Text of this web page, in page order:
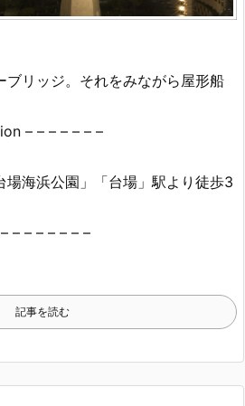
ブリッジ。それをみながら屋形船
– – – – – – –
場海浜公園」「台場」駅より徒歩3
– – – – – – –
記事を読む